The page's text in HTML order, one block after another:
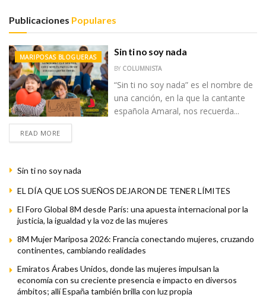
Publicaciones Populares
MARIPOSAS BLOGUERAS Sin ti no soy nada
BY COLUMNISTA
“Sin ti no soy nada” es el nombre de
una canción, en la que la cantante
española Amaral, nos recuerda...
READ MORE
Sin ti no soy nada
EL DÍA QUE LOS SUEÑOS DEJARON DE TENER LÍMITES
El Foro Global 8M desde París: una apuesta internacional por la
justicia, la igualdad y la voz de las mujeres
8M Mujer Mariposa 2026: Francia conectando mujeres, cruzando
continentes, cambiando realidades
Emiratos Árabes Unidos, donde las mujeres impulsan la
economía con su creciente presencia e impacto en diversos
ámbitos; allí España también brilla con luz propia